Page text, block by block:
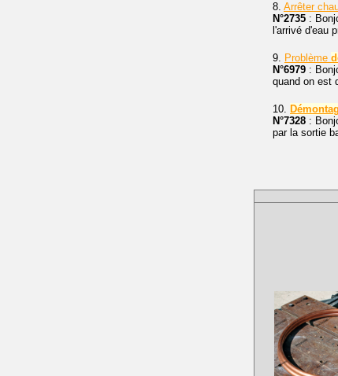
8. Arrêter
N°2735 :
l'arrivé d'eau
9. Problème
N°6979 :
quand on est
10.
N°7328 :
par la sortie